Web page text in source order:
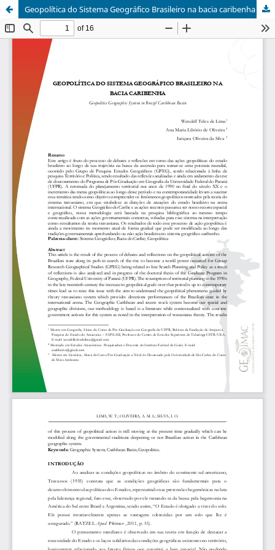
Geopolítica do Sistema Geográfico Brasileiro na bacia caribenha